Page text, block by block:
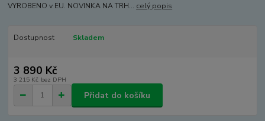
VYROBENO v EU. NOVINKA NA TRH... celý popis
Dostupnost Skladem
3 890 Kč
3 215 Kč bez DPH
Přidat do košíku